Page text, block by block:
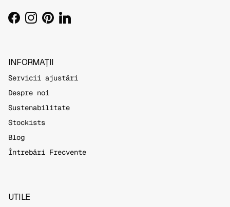
FacebookInstagram
Pinterest
LinkedIn
INFORMAȚII
Servicii ajustări
Despre noi
Sustenabilitate
Stockists
Blog
Întrebări Frecvente
UTILE